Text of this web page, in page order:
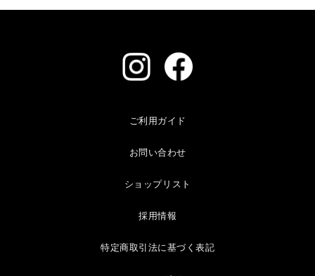
ご利用ガイド
お問い合わせ
ショップリスト
採用情報
特定商取引法に基づく表記